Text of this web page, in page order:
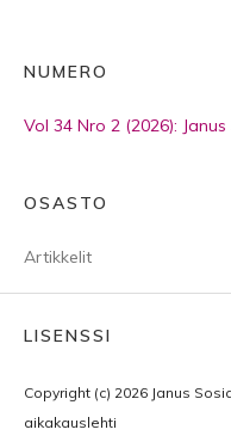
NUMERO
Vol 34 Nro 2 (2026): Janus
OSASTO
Artikkelit
LISENSSI
Copyright (c) 2026 Janus
aikakauslehti